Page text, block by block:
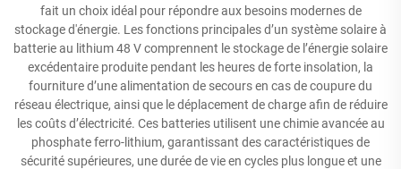
fait un choix idéal pour répondre aux besoins modernes de
stockage d'énergie. Les fonctions principales d’un système solaire à
batterie au lithium 48 V comprennent le stockage de l’énergie solaire
excédentaire produite pendant les heures de forte insolation, la
fourniture d’une alimentation de secours en cas de coupure du
réseau électrique, ainsi que le déplacement de charge afin de réduire
les coûts d’électricité. Ces batteries utilisent une chimie avancée au
phosphate ferro-lithium, garantissant des caractéristiques de
sécurité supérieures, une durée de vie en cycles plus longue et une